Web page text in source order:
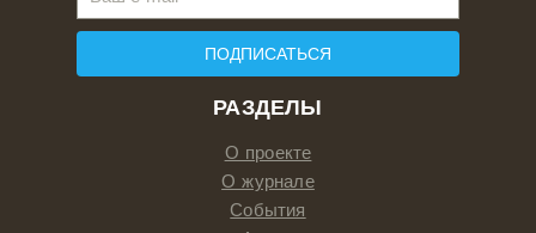
РАЗДЕЛЫ
О проекте
О журнале
События
ПОДПИСАТЬСЯ